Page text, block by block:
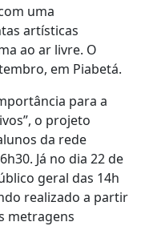
uma
artísticas
ao ar livre. O
em Piabetá.
para a
o projeto
da rede
Já no dia 22 de
geral das 14h
realizado a partir
metragens